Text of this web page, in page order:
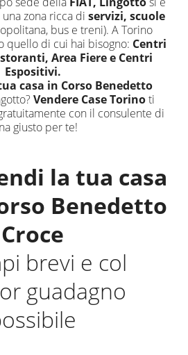
zona ricca di servizi, scuole
bus e treni). A Torino
quello di cui hai bisogno: Centri
Area Fiere e Centri
Espositivi.
casa in Corso Benedetto
Vendere Case Torinoti
con il consulente di
giusto per te!
la tua casa
Benedetto
Croce
brevi e col
guadagno